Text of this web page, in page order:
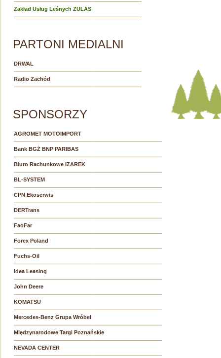
Zakład Usług Leśnych ZULAS
PARTONI MEDIALNI
DRWAL
Radio Zachód
SPONSORZY
AGROMET MOTOIMPORT
Bank BGŻ BNP PARIBAS
Biuro Rachunkowe IZAREK
BL-SYSTEM
CPN Ekoserwis
DERTrans
FaoFar
Forex Poland
Fuchs-Oil
Idea Leasing
John Deere
KOMATSU
Mercedes-Benz Grupa Wróbel
Międzynarodowe Targi Poznańskie
NEVADA CENTER